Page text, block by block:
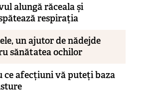
alungă răceala și
respirația
un ajutor de nădejde
sănătatea ochilor
ce afecțiuni vă puteți baza